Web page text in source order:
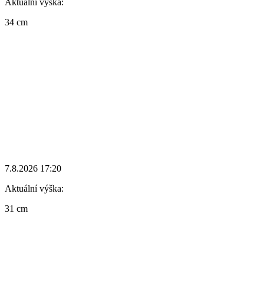
Aktuální výška:
34 cm
7.8.2026 17:20
Aktuální výška:
31 cm